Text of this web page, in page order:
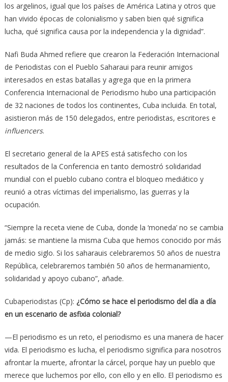
los argelinos, igual que los países de América Latina y otros que
han vivido épocas de colonialismo y saben bien qué significa
lucha, qué significa causa por la independencia y la dignidad”.
Nafi Buda Ahmed refiere que crearon la Federación Internacional
de Periodistas con el Pueblo Saharaui para reunir amigos
interesados en estas batallas y agrega que en la primera
Conferencia Internacional de Periodismo hubo una participación
de 32 naciones de todos los continentes, Cuba incluida. En total,
asistieron más de 150 delegados, entre periodistas, escritores e
influencers.
El secretario general de la APES está satisfecho con los
resultados de la Conferencia en tanto demostró solidaridad
mundial con el pueblo cubano contra el bloqueo mediático y
reunió a otras víctimas del imperialismo, las guerras y la
ocupación.
“Siempre la receta viene de Cuba, donde la ‘moneda’ no se cambia
jamás: se mantiene la misma Cuba que hemos conocido por más
de medio siglo. Si los saharauis celebraremos 50 años de nuestra
República, celebraremos también 50 años de hermanamiento,
solidaridad y apoyo cubano”, añade.
Cubaperiodistas (Cp): ¿Cómo se hace el periodismo del día a día
en un escenario de asfixia colonial?
—El periodismo es un reto, el periodismo es una manera de hacer
vida. El periodismo es lucha, el periodismo significa para nosotros
afrontar la muerte, afrontar la cárcel, porque hay un pueblo que
merece que luchemos por ello, con ello y en ello. El periodismo es